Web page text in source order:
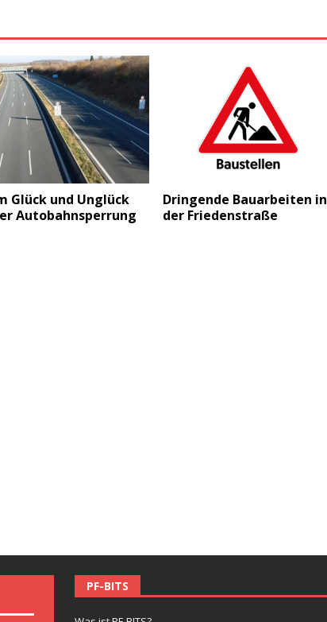
Glück und Unglück
Autobahnsperrung
Dringende Bauarbeiten in
der Friedenstraße
PF-BITS